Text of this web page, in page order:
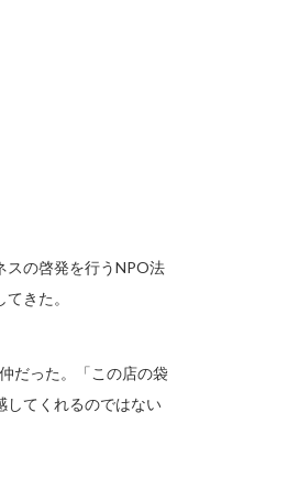
スの啓発を行うNPO法
きた。
だった。「この店の袋
してくれるのではない